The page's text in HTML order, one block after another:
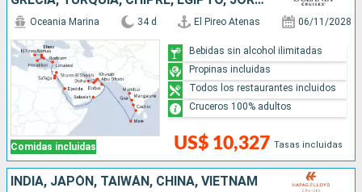
Comidas incluidas
Oceania Marina 34 d El Pireo Atenas 06/11/2028
US$ 10,327 Tasas incluidas
Bebidas sin alcohol ilimitadas
Propinas incluidas
Todos los restaurantes incluidos
Cruceros 100% adultos
INDIA, JAPÓN, TAIWÁN, CHINA, VIETNAM